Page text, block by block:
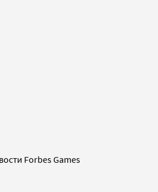
Forbes Games